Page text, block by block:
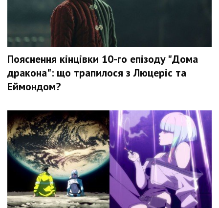
Пояснення кінцівки 10-го епізоду "Дома
дракона": що трапилося з Люцеріс та
Еймондом?